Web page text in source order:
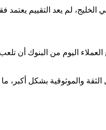
لم يعد التقييم